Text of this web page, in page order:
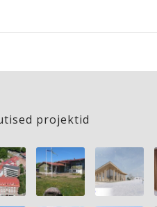
projektid